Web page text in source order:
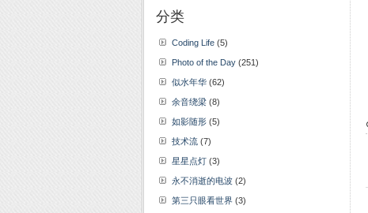
分类
Coding Life (5)
Photo of the Day (251)
似水年华 (62)
余音绕梁 (8)
如影随形 (5)
技术流 (7)
星星点灯 (3)
永不消逝的电波 (2)
第三只眼看世界 (3)